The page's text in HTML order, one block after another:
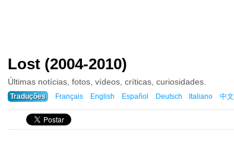
Lost (2004-2010)
Últimas notícias, fotos, vídeos, críticas, curiosidades.
Traduções Français English Español Deutsch Italiano 中文